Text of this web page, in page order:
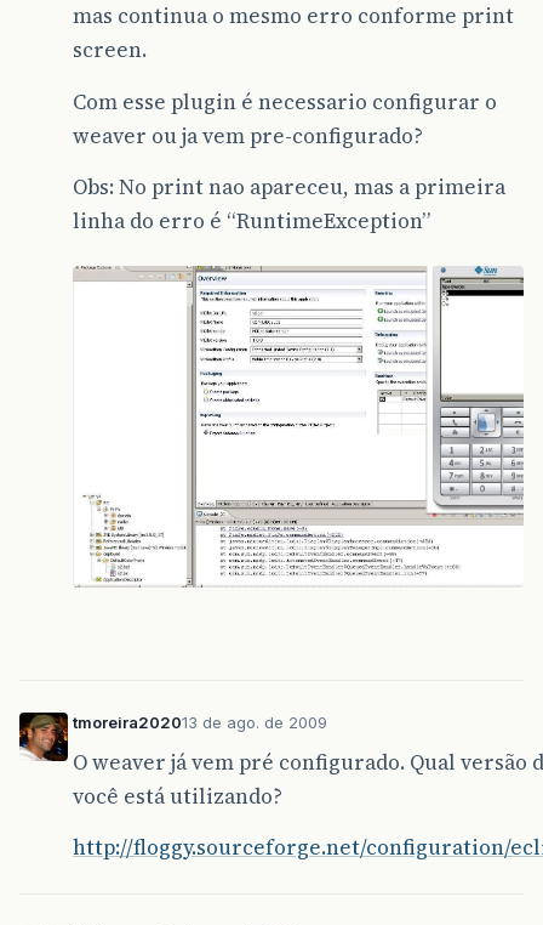
mas continua o mesmo erro conforme print
screen.
Com esse plugin é necessario configurar o
weaver ou ja vem pre-configurado?
Obs: No print nao apareceu, mas a primeira
linha do erro é “RuntimeException”
tmoreira202013 de ago. de 2009
O weaver já vem pré configurado. Qual versão
você está utilizando?
http://floggy.sourceforge.net/configuration/